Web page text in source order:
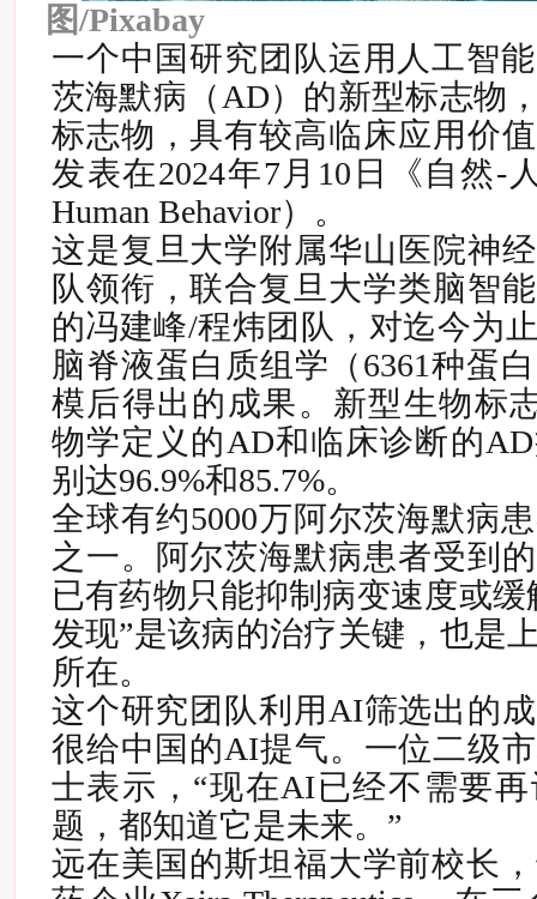
图/Pixabay
一个中国研究团队运用人工智
茨海默病（AD）的新型标志物
标志物，具有较高临床应用价
发表在2024年7月10日《自然-
Human Behavior）。
这是复旦大学附属华山医院神
队领衔，联合复旦大学类脑智
的冯建峰/程炜团队，对迄今为
脑脊液蛋白质组学（6361种蛋
模后得出的成果。 新型生物标
物学定义的AD和临床诊断的
别达96.9%和85.7%。
全球有约5000万阿尔茨海默病
之一。阿尔茨海默病患者受到
已有药物只能抑制病变速度或
发现”是该病的治疗关键，也是
所在。
这个研究团队利用AI筛选出的
很给中国的AI提气。一位二级
士表示，“现在AI已经不需要
题，都知道它是未来。”
远在美国的斯坦福大学前校长